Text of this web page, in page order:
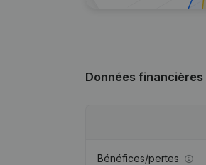
Données financières
Bénéfices/pertes